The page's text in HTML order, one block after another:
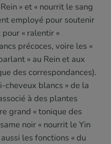
» et « nourrit le sang
employé pour soutenir
« ralentir »
précoces, voire les «
» au Rein et aux
des correspondances).
cheveux blancs » de la
à des plantes
grand « tonique des
noir « nourrit le Yin
les fonctions « du